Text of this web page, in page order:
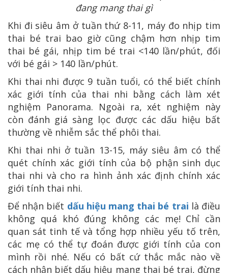
đang mang thai gì
Khi đi siêu âm ở tuần thứ 8-11, máy đo nhịp tim
thai bé trai bao giờ cũng chậm hơn nhịp tim
thai bé gái, nhịp tim bé trai <140 lần/phút, đối
với bé gái > 140 lần/phút.
Khi thai nhi được 9 tuần tuổi, có thể biết chính
xác giới tính của thai nhi bằng cách làm xét
nghiệm Panorama. Ngoài ra, xét nghiệm này
còn đánh giá sàng lọc được các dấu hiệu bất
thường về nhiễm sắc thể phôi thai.
Khi thai nhi ở tuần 13-15, máy siêu âm có thể
quét chính xác giới tính của bộ phận sinh dục
thai nhi và cho ra hình ảnh xác định chính xác
giới tính thai nhi.
Để nhận biết dấu hiệu mang thai bé trai là điều
không quá khó đúng không các mẹ! Chỉ cần
quan sát tinh tế và tổng hợp nhiều yếu tố trên,
các mẹ có thể tự đoán được giới tính của con
mình rồi nhé. Nếu có bất cứ thắc mắc nào về
cách nhận biết dấu hiệu mang thai bé trai, đừng